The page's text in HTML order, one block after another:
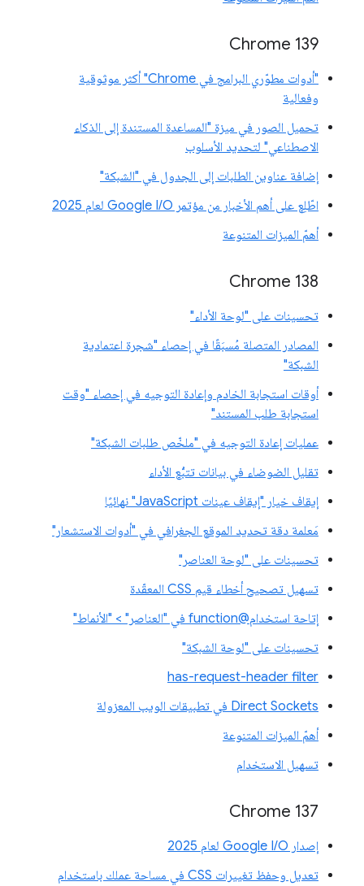
‫Chrome 139
"أدوات مطوّري البرامج في Chrome" أكثر موثوقية
وفعالية
تحميل الصور في ميزة "المساعدة المستندة إلى الذكاء
الاصطناعي" لتحديد الأسلوب
إضافة عناوين الطلبات إلى الجدول في "الشبكة"
اطّلِع على أهم الأخبار من مؤتمر Google I/O لعام 2025
أهمّ الميزات المتنوعة
‫Chrome 138
تحسينات على "لوحة الأداء"
المصادر المتصلة مُسبَقًا في إحصاء "شجرة اعتمادية
الشبكة"
أوقات استجابة الخادم وإعادة التوجيه في إحصاء "وقت
استجابة طلب المستند"
عمليات إعادة التوجيه في "ملخّص طلبات الشبكة"
تقليل الضوضاء في بيانات تتبُّع الأداء
إيقاف خيار "إيقاف عينات JavaScript" نهائيًا
مَعلمة دقة تحديد الموقع الجغرافي في "أدوات الاستشعار"
تحسينات على "لوحة العناصر"
تسهيل تصحيح أخطاء قيم CSS المعقّدة
إتاحة استخدام@function في "العناصر" > "الأنماط"
تحسينات على "لوحة الشبكة"
has-request-header filter
Direct Sockets في تطبيقات الويب المعزولة
أهمّ الميزات المتنوعة
تسهيل الاستخدام
‫Chrome 137
إصدار Google I/O لعام 2025
تعديل وحفظ تغييرات CSS في مساحة عملك باستخدام